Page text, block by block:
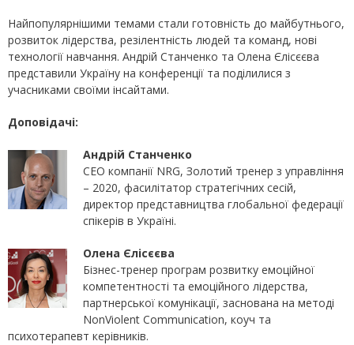
Найпопулярнішими темами стали готовність до майбутнього,
розвиток лідерства, резілентність людей та команд, нові
технології навчання. Андрій Станченко та Олена Єлісєєва
представили Україну на конференції та поділилися з
учасниками своїми інсайтами.
Доповідачі:
Андрій Станченко
CEO компанії NRG, Золотий тренер з управлiння
– 2020, фасилітатор стратегічних сесій,
директор представництва глобальної федерації
спікерів в Україні.
Олена Єлісєєва
Бізнес-тренер програм розвитку емоційної
компетентності та емоційного лідерства,
партнерської комунікації, заснована на методі
NonViolent Communication, коуч та
психотерапевт керівників.